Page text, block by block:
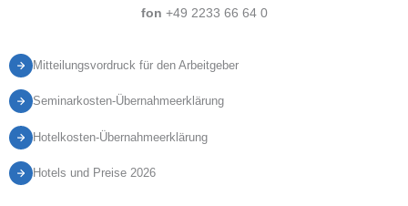
fon +49 2233 66 64 0
Mitteilungsvordruck für den Arbeitgeber
Seminarkosten-Übernahmeerklärung
Hotelkosten-Übernahmeerklärung
Hotels und Preise 2026